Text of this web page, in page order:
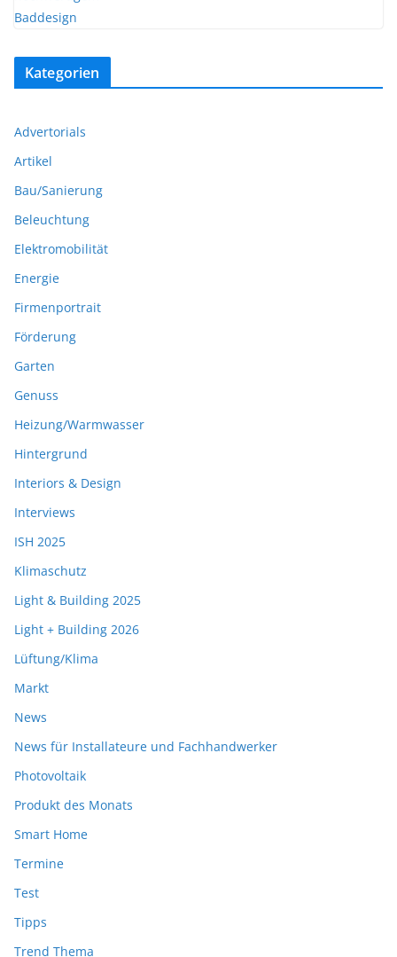
Kategorien
Advertorials
Artikel
Bau/Sanierung
Beleuchtung
Elektromobilität
Energie
Firmenportrait
Förderung
Garten
Genuss
Heizung/Warmwasser
Hintergrund
Interiors & Design
Interviews
ISH 2025
Klimaschutz
Light & Building 2025
Light + Building 2026
Lüftung/Klima
Markt
News
News für Installateure und Fachhandwerker
Photovoltaik
Produkt des Monats
Smart Home
Termine
Test
Tipps
Trend Thema